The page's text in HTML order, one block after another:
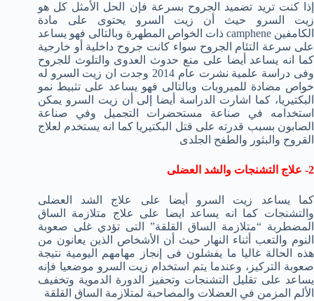
إذا كنت تريد تضميد الجروح بسرعة فإن الحل الأمثل كل هو
زيت السرو حيث أن زيت السرو يحتوى على مادة
الكامفين camphene ذات الخواص المطهرة وبالتالى فهو يساعد
على سرعة التئام الجروح سواء كانت جروح داخلية أو خارجية
كما انه يساعد أيضا على منع حدوث العدوى والتلوث للجروح
وفى دراسة علمية نشرت عام 2014 وجدت ان زيت السرو له
خواص مضادة للميروبات وبالتالى فهو يساعد على تثبيط نمو
البكتيريا، كما اشارت الدراسة أيضا إلى أن زيت السرو يمكن
استخدامه في صناعة مستحضرات التجميل وفي صناعة
الصابون بسبب قدرته على قتل البكتيريا كما انه يستخدم لعلاج
القروح والبثور والطفح الجلدى
2- علاج التشنجات والشد العضلى
كما يساعد زيت السرو أيضا على علاج الشد العضلى
والتشنجات كما انه يساعد ايضا على علاج متلازمة الساق
المضطربة “متلازمة الساق القلقة” التى تؤدي غلى صعوبة
النوم والتعب أثناء النهار حيث أن الأشخاص الذين يعانون من
هذه الحالة غاليا ما يفشلون فى إنجاز مهامهم اليومية نتيجة
صعوبة التركيز، وعندما يتم استخدام زيت السرو موضعيا فإنه
يساعد على تقليل التشنجات وتحفيز الدورة الدموية وتخفيف
الألم المزمن في العضلات والمصاحبة لمتلازمة الساق القلقة